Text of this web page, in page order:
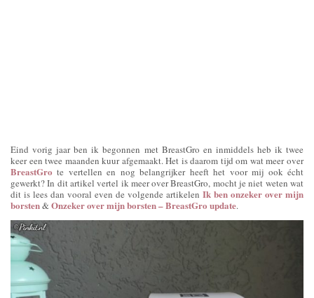
Eind vorig jaar ben ik begonnen met BreastGro en inmiddels heb ik twee
keer een twee maanden kuur afgemaakt. Het is daarom tijd om wat meer over
BreastGro te vertellen en nog belangrijker heeft het voor mij ook écht
gewerkt? In dit artikel vertel ik meer over BreastGro, mocht je niet weten wat
dit is lees dan vooral even de volgende artikelen Ik ben onzeker over mijn
borsten&Onzeker over mijn borsten – BreastGro update.